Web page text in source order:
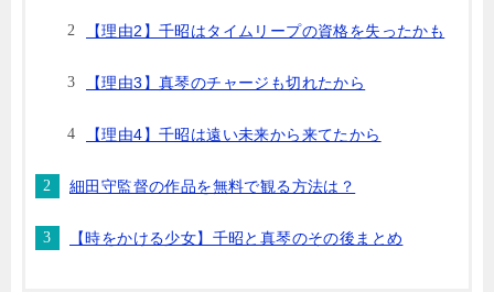
【理由2】千昭はタイムリープの資格を失ったかも
【理由3】真琴のチャージも切れたから
【理由4】千昭は遠い未来から来てたから
細田守監督の作品を無料で観る方法は？
【時をかける少女】千昭と真琴のその後まとめ